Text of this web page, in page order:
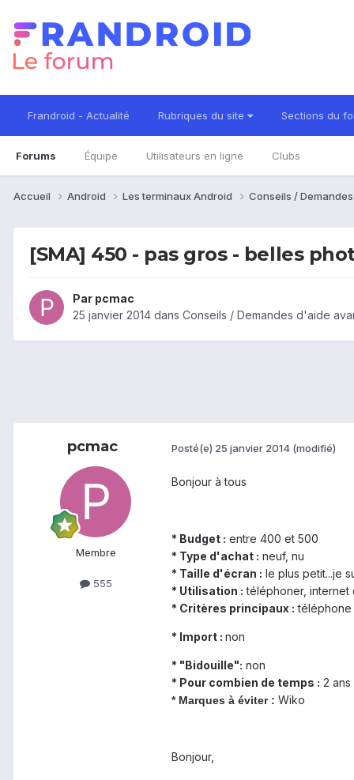
Frandroid - Actualité Rubriques du site Sections du
Forums Équipe Utilisateurs en ligne Clubs
Accueil Android Les terminaux Android Conseils /
[SMA] 450 - pas gros - belles
Par pcmac
25 janvier 2014 dans Conseils / Demandes d'aide
pcmac
Membre
555
Posté(e) 25 janvier 2014 (modifié)
Bonjour à tous
* Budget : entre 400 et 500
* Type d'achat : neuf, nu
* Taille d'écran : le plus petit...je
* Utilisation : téléphoner,
* Critères principaux : téléphone
* Import : non
* "Bidouille": non
* Pour combien de temps : 2 ans
* Marques à éviter : Wiko
Bonjour,